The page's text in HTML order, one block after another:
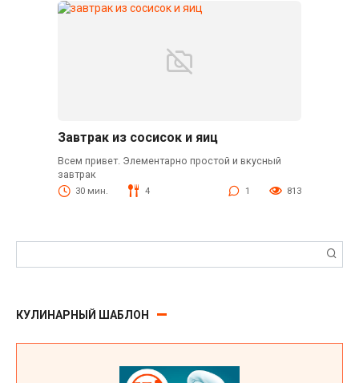
Завтрак из сосисок и яиц
Всем привет. Элементарно простой и вкусный
завтрак
30 мин. 4 1 813
КУЛИНАРНЫЙ ШАБЛОН